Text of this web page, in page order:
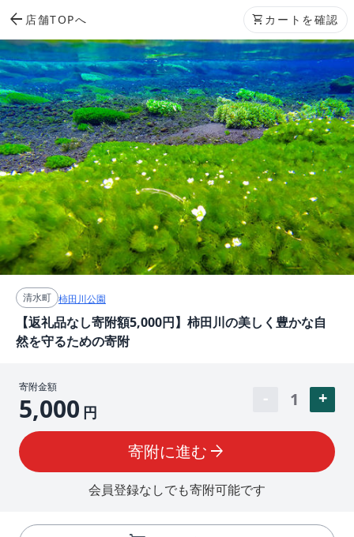
arrow_back 店舗TOPへ shopping_cart カートを確認
清水町 柿田川公園
【返礼品なし寄附額5,000円】柿田川の美しく豊かな自
然を守るための寄附
寄附金額
5,000 円
1
寄附に進む arrow_forward
会員登録なしでも寄附可能です